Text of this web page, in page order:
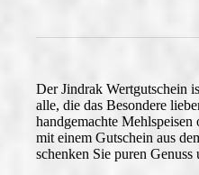
DerJindrak Wertgutschein
alle, die das Besondere
handgemachte
mit einem Gutschein aus
schenken Sie puren